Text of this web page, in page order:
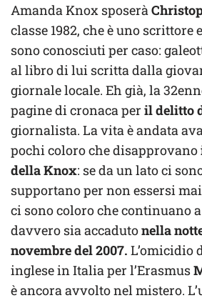
Amanda Knox sposerà
classe 1982, che è uno scrittore
sono conosciuti per caso:
al libro di lui scritta dalla
giornale locale. Eh già, la
pagine di cronaca per il delitto
giornalista. La vita è andata
pochi coloro che disapprovano
della Knox: se da un lato ci
supportano per non essersi
ci sono coloro che continuano
davvero sia accadutonella
novembre del 2007. L’omicidio
inglese in Italia per l’Erasmus
è ancora avvolto nel mistero.